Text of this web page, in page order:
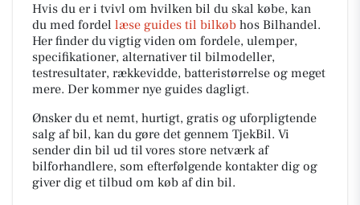
Hvis du er i tvivl om hvilken bil du skal købe, kan
du med fordel læse guides til bilkøb hos Bilhandel.
Her finder du vigtig viden om fordele, ulemper,
specifikationer, alternativer til bilmodeller,
testresultater, rækkevidde, batteristørrelse og meget
mere. Der kommer nye guides dagligt.
Ønsker du et nemt, hurtigt, gratis og uforpligtende
salg af bil, kan du gøre det gennem TjekBil. Vi
sender din bil ud til vores store netværk af
bilforhandlere, som efterfølgende kontakter dig og
giver dig et tilbud om køb af din bil.